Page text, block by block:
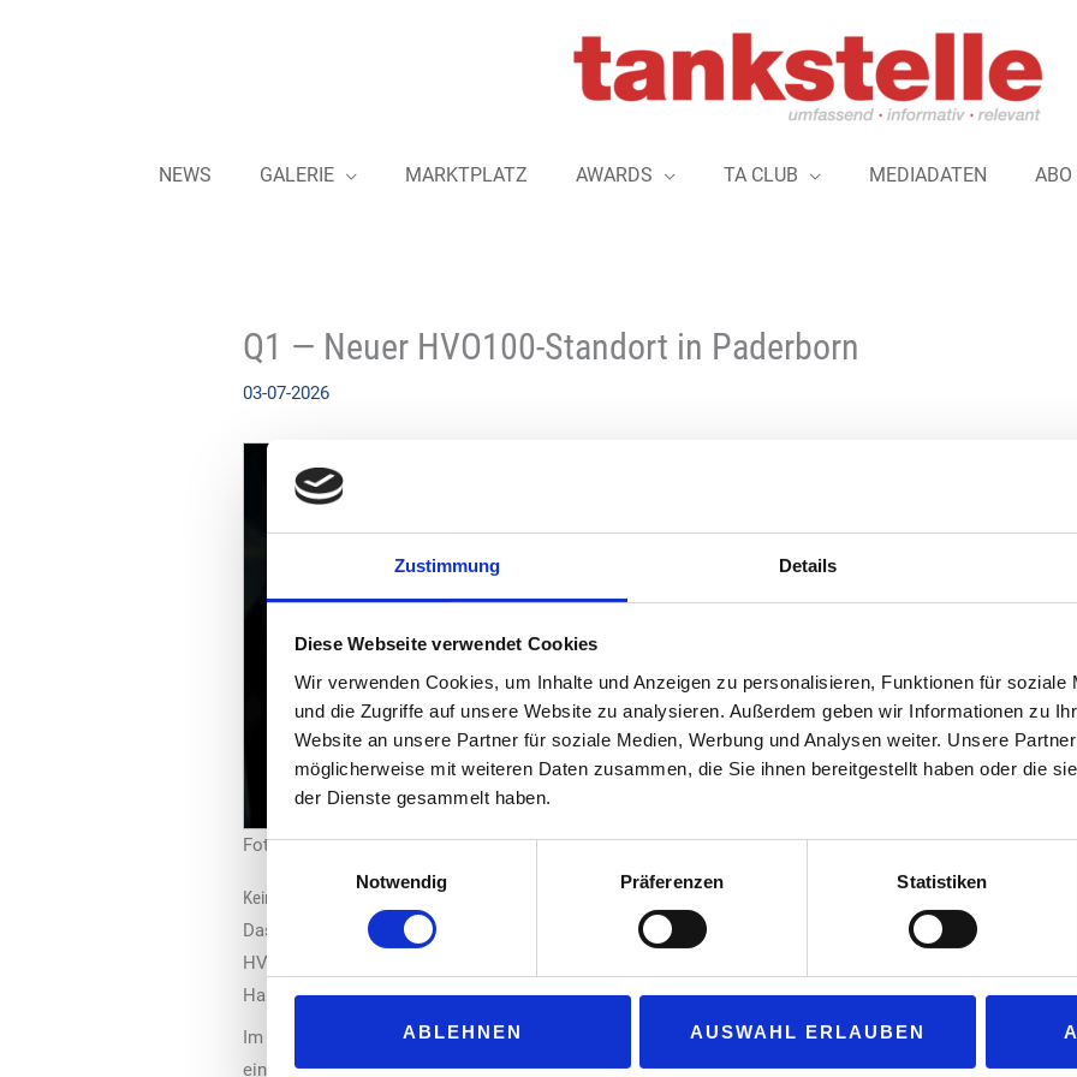
Zustimmung Details
Diese Webseite verwendet Cookies
Wir verwenden Cookies, um Inhalte und Anzeigen zu personalisieren, Funktionen für soziale
und die Zugriffe auf unsere Website zu analysieren. Außerdem geben wir Informationen zu
Website an unsere Partner für soziale Medien, Werbung und Analysen weiter. Unsere
möglicherweise mit weiteren Daten zusammen, die Sie ihnen bereitgestellt haben oder die
der Dienste gesammelt haben.
Einwilligungsauswahl
Notwendig
Präferenzen Statistiken
ABLEHNEN AUSWAHL ERLAUBEN
NEWS GALERIE MARKTPLATZ AWARDS TA CLUB MEDIADATEN ABO
Q1 — Neuer HVO100-Standort in Paderborn
03-07-2026
Foto: Q1 Energie AG
Die „Q1 Energie AG“
weiteren Standort. Der
Straße 102 erhältlich.
HVO100 gilt als
Abfallstoffen hergestellt
dazu tierische Reststoffe
jeweilige Fahrzeug für die
Keine Umrüstung nötig
Das Unternehmen verweist darauf, dass der Kraftstoff eine Möglichkeit biete, die CO₂-Bilanz im
HVO100 umsteigt, muss weder sein Fahrzeug wechseln noch auf Gewohntes verzichten und tut
Haberkorn, Leiter Einkauf & Tankläger bei „Q1“.
Im Vergleich zu herkömmlichem Diesel lassen sich laut Unternehmensangaben mit HVO100 bis zu 90
einsparen. Zudem soll die sauberere Verbrennung zu geringeren Feinstaub- und Stickoxidemissionen